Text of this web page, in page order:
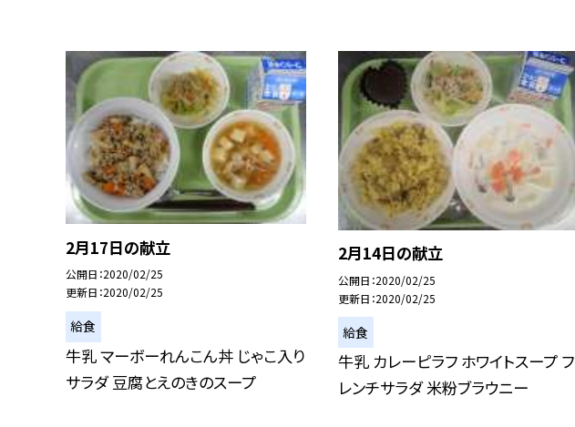
2月17日の献立
公開日 2020/02/25
更新日 2020/02/25
給食
牛乳 マーボーれんこん丼 じゃこ入り
サラダ 豆腐とえのきのスープ
2月14日の献立
公開日 2020/02/25
更新日 2020/02/25
給食
牛乳 カレーピラフ ホワイトスープ フ
レンチサラダ 米粉ブラウニー